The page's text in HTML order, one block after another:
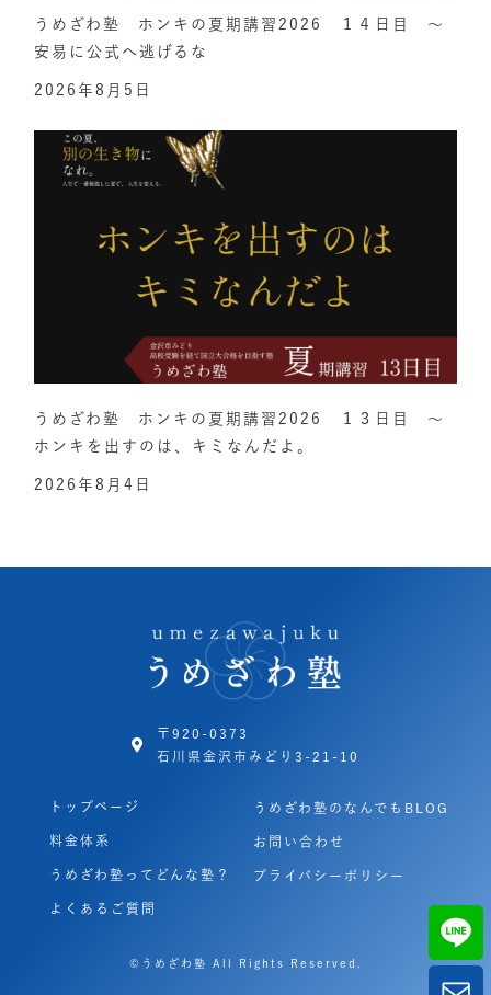
うめざわ塾 ホンキの夏期講習2026 １４日目 ～
安易に公式へ逃げるな
2026年8月5日
うめざわ塾 ホンキの夏期講習2026 １３日目 ～
ホンキを出すのは、キミなんだよ。
2026年8月4日
〒920-0373
石川県金沢市みどり3-21-10
トップページ
料金体系
うめざわ塾ってどんな塾？
よくあるご質問
うめざわ塾のなんでもBLOG
お問い合わせ
プライバシーポリシー
©うめざわ塾 All Rights Reserved.